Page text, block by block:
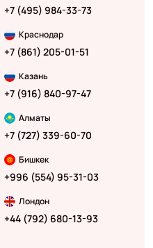
+7 (495) 984-33-73
Краснодар
+7 (861) 205-01-51
Казань
+7 (916) 840-97-47
Алматы
+7 (727) 339-60-70
Бишкек
+996 (554) 95-31-03
Лондон
+44 (792) 680-13-93